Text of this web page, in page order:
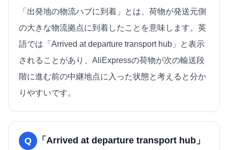
「出発地の物流ハブに到着」とは、荷物が発送元側
の大きな物流拠点に到着したことを意味します。英
語では「Arrived at departure transport hub」と表示
されることがあり、AliExpressの荷物が次の輸送段
階に進む前の中継地点に入った状態と考えると分か
りやすいです。
Q
「Arrived at departure transport hub」